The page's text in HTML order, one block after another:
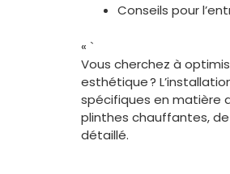
Conseils pour
« `
Vous cherchez à
esthétique ?
spécifiques en matière
plinthes chauffantes,
détaillé.